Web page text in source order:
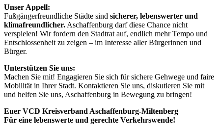
Unser Appell:
Fußgängerfreundliche Städte sind sicherer, lebenswerter und
klimafreundlicher. Aschaffenburg darf diese Chance nicht
verspielen! Wir fordern den Stadtrat auf, endlich mehr Tempo und
Entschlossenheit zu zeigen – im Interesse aller Bürgerinnen und
Bürger.
Unterstützen Sie uns:
Machen Sie mit! Engagieren Sie sich für sichere Gehwege und faire
Mobilität in Ihrer Stadt. Kontaktieren Sie uns, diskutieren Sie mit
und helfen Sie uns, Aschaffenburg in Bewegung zu bringen!
Euer VCD Kreisverband Aschaffenburg-Miltenberg
Für eine lebenswerte und gerechte Verkehrswende!